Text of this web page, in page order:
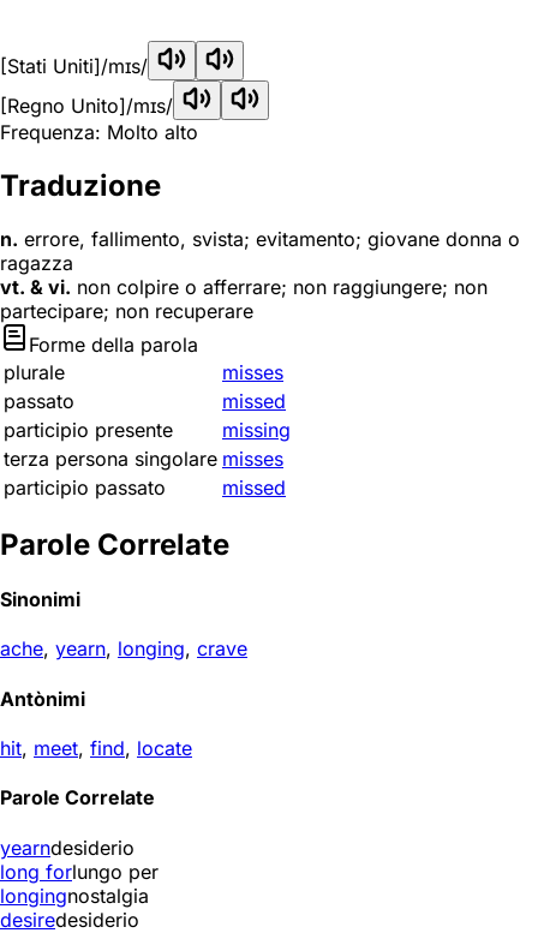
[Stati Uniti]/mɪs/
[Regno Unito]/mɪs/
Frequenza: Molto alto
Traduzione
n. errore, fallimento, svista; evitamento; giovane donna o
ragazza
vt. & vi. non colpire o afferrare; non raggiungere; non
partecipare; non recuperare
Forme della parola
plurale
misses
passato
missed
participio presente
missing
terza persona singolare misses
participio passato
missed
Parole Correlate
Sinonimi
ache, yearn, longing, crave
Antònimi
hit, meet, find, locate
Parole Correlate
yearndesiderio
long forlungo per
longingnostalgia
desiredesiderio